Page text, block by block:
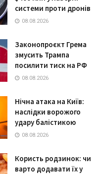
системи проти дронів
08.08.2026
Законопроєкт Грема
змусить Трампа
посилити тиск на РФ
08.08.2026
Нічна атака на Київ:
наслідки ворожого
удару балістикою
08.08.2026
Користь родзинок: чи
варто додавати їх у